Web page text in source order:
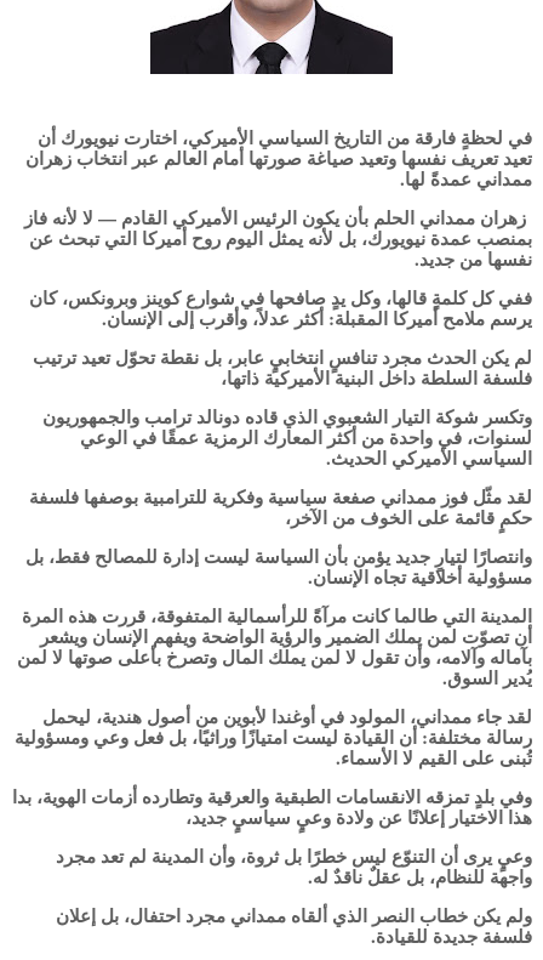
في لحظةٍ فارقة من التاريخ السياسي الأميركي، اختارت نيويورك أن
تعيد تعريف نفسها وتعيد صياغة صورتها أمام العالم عبر انتخاب زهران
ممداني عمدةً لها.
زهران ممداني الحلم بأن يكون الرئيس الأميركي القادم — لا لأنه فاز
بمنصب عمدة نيويورك، بل لأنه يمثل اليوم روح أميركا التي تبحث عن
نفسها من جديد.
ففي كل كلمةٍ قالها، وكل يدٍ صافحها في شوارع كوينز وبرونكس، كان
يرسم ملامح أميركا المقبلة: أكثر عدلاً، وأقرب إلى الإنسان.
لم يكن الحدث مجرد تنافسٍ انتخابيٍ عابر، بل نقطة تحوّل تعيد ترتيب
فلسفة السلطة داخل البنية الأميركية ذاتها،
وتكسر شوكة التيار الشعبوي الذي قاده دونالد ترامب والجمهوريون
لسنوات، في واحدة من أكثر المعارك الرمزية عمقًا في الوعي
السياسي الأميركي الحديث.
لقد مثّل فوز ممداني صفعة سياسية وفكرية للترامبية بوصفها فلسفة
حكمٍ قائمة على الخوف من الآخر،
وانتصارًا لتيارٍ جديد يؤمن بأن السياسة ليست إدارة للمصالح فقط، بل
مسؤولية أخلاقية تجاه الإنسان.
المدينة التي طالما كانت مرآةً للرأسمالية المتفوقة، قررت هذه المرة
أن تصوّت لمن يملك الضمير والرؤية الواضحة ويفهم الإنسان ويشعر
بآماله وآلامه، وأن تقول لا لمن يملك المال وتصرخ بأعلى صوتها لا لمن
يُدير السوق.
لقد جاء ممداني، المولود في أوغندا لأبوين من أصول هندية، ليحمل
رسالة مختلفة: أن القيادة ليست امتيازًا وراثيًا، بل فعل وعي ومسؤولية
تُبنى على القيم لا الأسماء.
وفي بلدٍ تمزقه الانقسامات الطبقية والعرقية وتطارده أزمات الهوية، بدا
هذا الاختيار إعلانًا عن ولادة وعيٍ سياسيٍ جديد،
وعيٍ يرى أن التنوّع ليس خطرًا بل ثروة، وأن المدينة لم تعد مجرد
واجهة للنظام، بل عقلٌ ناقدٌ له.
ولم يكن خطاب النصر الذي ألقاه ممداني مجرد احتفال، بل إعلان
فلسفة جديدة للقيادة.